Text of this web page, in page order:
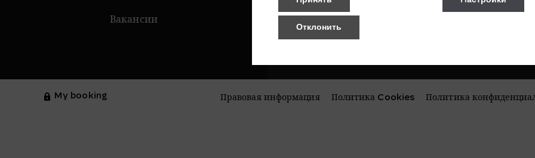
Вакансии
My booking Правовая информация Политика Cookies Политика
Отклонить